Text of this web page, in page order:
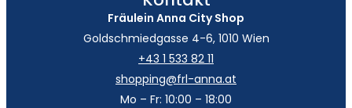
Fräulein Anna City Shop
Goldschmiedgasse 4-6, 1010 Wien
+43 1 533 82 11
shopping@frl-anna.at
Mo – Fr: 10:00 – 18:00